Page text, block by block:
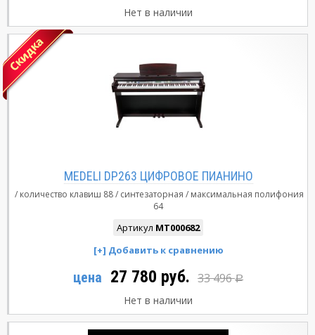
Нет в наличии
MEDELI DP263 ЦИФРОВОЕ ПИАНИНО
количество клавиш 88 синтезаторная
максимальная полифония
64
Артикул MT000682
цена 27 780 руб. 33 496Р
Нет в наличии